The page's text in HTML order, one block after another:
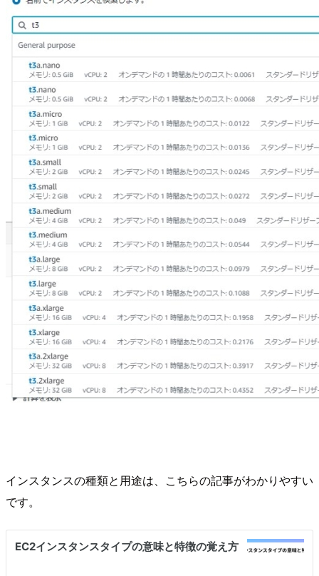
インスタンスの種類と用途は、こちらの記事がわかりやすい
です。